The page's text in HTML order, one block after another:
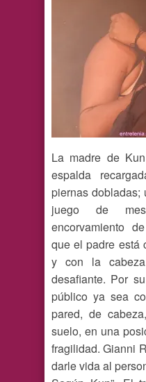
La madre de
espalda
piernas
juego de
encorvamiento
que el padre está
y con la
desafiante. Por
público ya sea
pared, de
suelo, en una
fragilidad. Gianni
darle vida al